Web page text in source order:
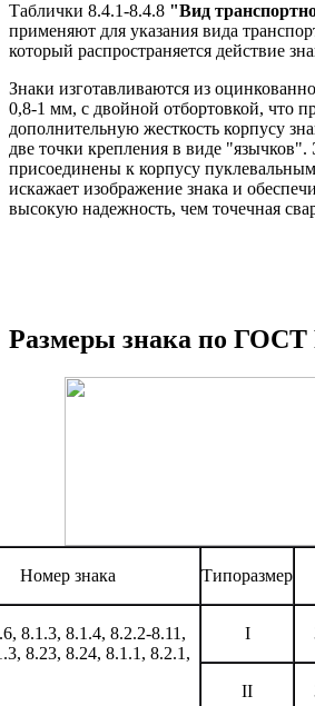
Таблички 8.4.1-8.4.8 "Вид
применяют для указания вида
который распространяется действие
Знаки изготавливаются из
0,8-1 мм, с двойной отбортовкой, что
дополнительную жесткость корпусу
две точки крепления в виде
присоединены к корпусу
искажает изображение знака и
высокую надежность, чем точечная
Размеры знака по ГОСТ
Номер знака Типоразмер
8.1.3, 8.1.4, 8.2.2-8.11,
8.23, 8.24, 8.1.1, 8.2.1,
I
II